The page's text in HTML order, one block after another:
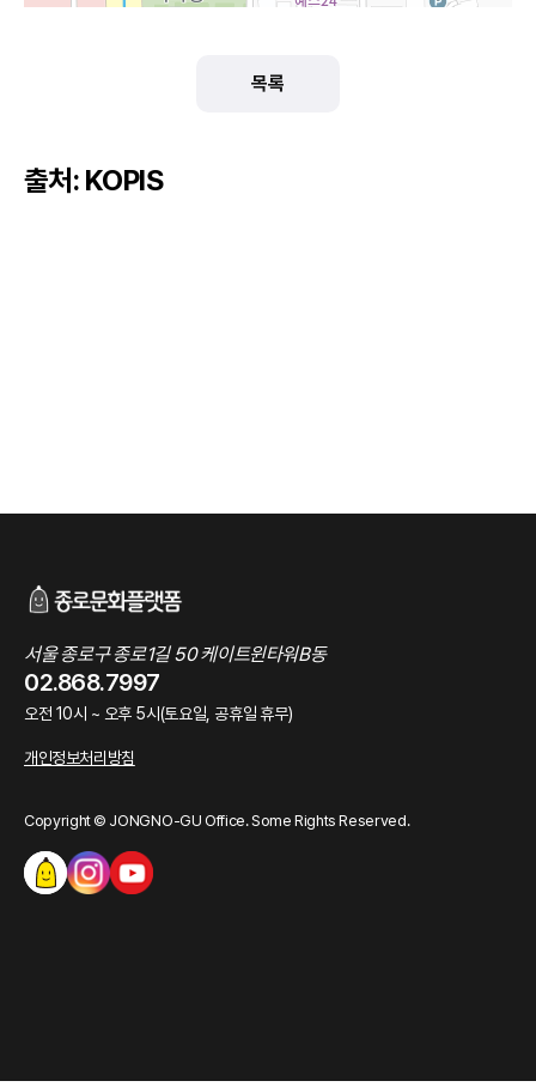
목록
출처: KOPIS
서울 종로구 종로1길 50 케이트윈타워B동
02.868.7997
오전 10시 ~ 오후 5시(토요일, 공휴일 휴무)
개인정보처리방침
Copyright © JONGNO-GU Office. Some Rights Reserved.